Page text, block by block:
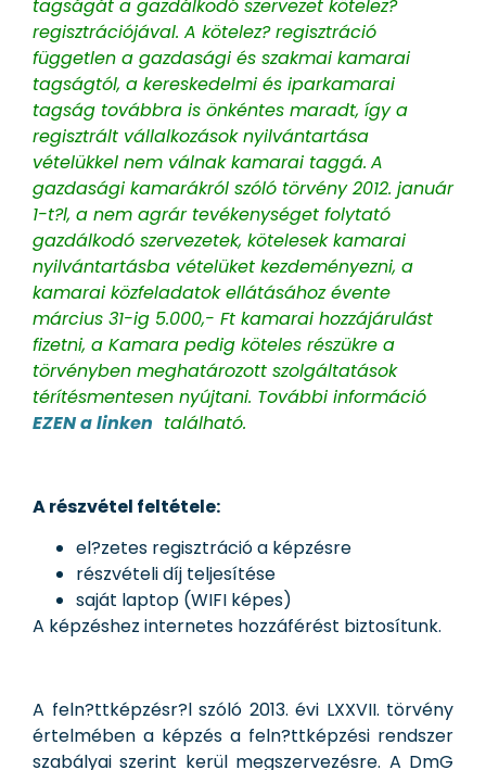
tagságát a gazdálkodó szervezet kötelez?
regisztrációjával. A kötelez? regisztráció
független a gazdasági és szakmai kamarai
tagságtól, a kereskedelmi és iparkamarai
tagság továbbra is önkéntes maradt, így a
regisztrált vállalkozások nyilvántartása
vételükkel nem válnak kamarai taggá. A
gazdasági kamarákról szóló törvény 2012. január
1-t?l, a nem agrár tevékenységet folytató
gazdálkodó szervezetek, kötelesek kamarai
nyilvántartásba vételüket kezdeményezni, a
kamarai közfeladatok ellátásához évente
március 31-ig 5.000,- Ft kamarai hozzájárulást
fizetni, a Kamara pedig köteles részükre a
törvényben meghatározott szolgáltatások
térítésmentesen nyújtani. További információ
EZEN a linken található.
A részvétel feltétele:
el?zetes regisztráció a képzésre
részvételi díj teljesítése
saját laptop (WIFI képes)
A képzéshez internetes hozzáférést biztosítunk.
A feln?ttképzésr?l szóló 2013. évi LXXVII. törvény
értelmében a képzés a feln?ttképzési rendszer
szabályai szerint kerül megszervezésre. A DmG